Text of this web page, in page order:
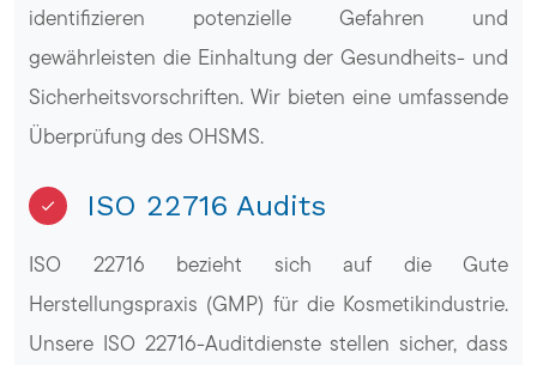
identifizieren potenzielle Gefahren und
gewährleisten die Einhaltung der Gesundheits- und
Sicherheitsvorschriften. Wir bieten eine umfassende
Überprüfung des OHSMS.
ISO 22716 Audits
ISO 22716 bezieht sich auf die Gute
Herstellungspraxis (GMP) für die Kosmetikindustrie.
Unsere ISO 22716-Auditdienste stellen sicher, dass